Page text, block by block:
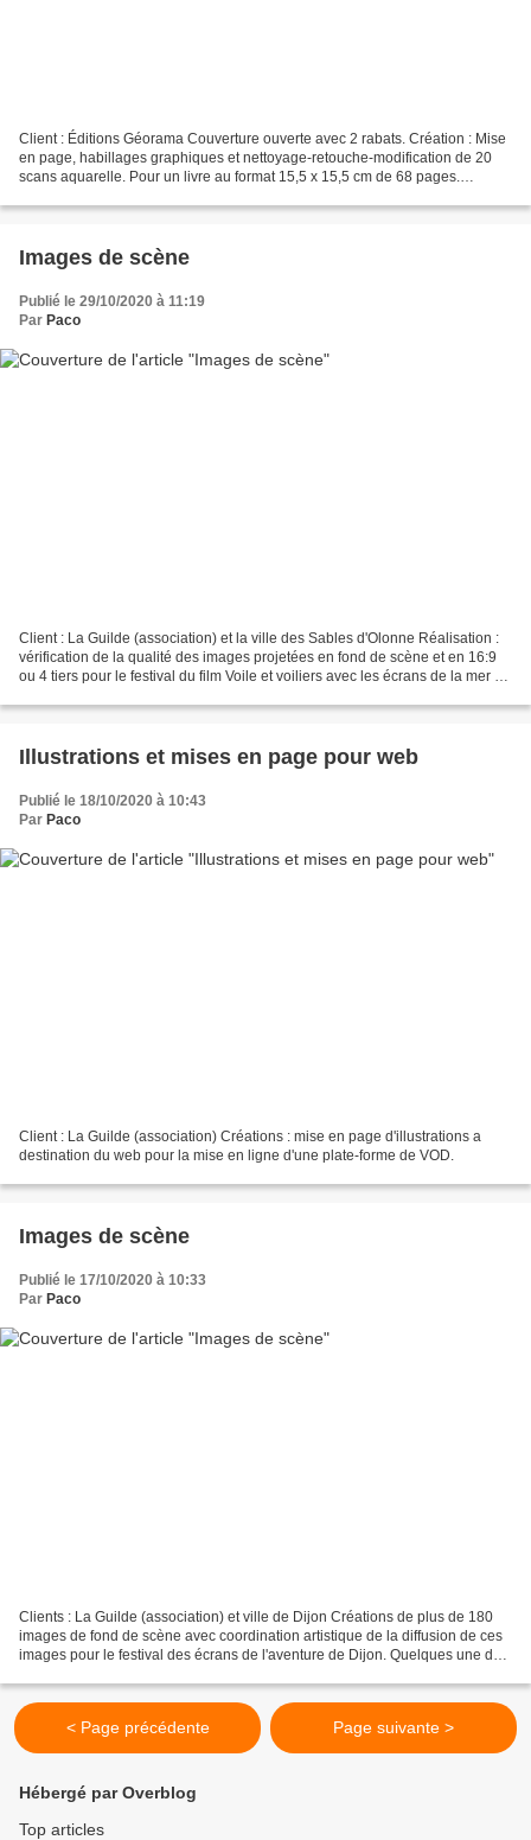
Client : Éditions Géorama Couverture ouverte avec 2 rabats. Création : Mise
en page, habillages graphiques et nettoyage-retouche-modification de 20
scans aquarelle. Pour un livre au format 15,5 x 15,5 cm de 68 pages.
Images de scène
Publié le 29/10/2020 à 11:19
Par Paco
Client : La Guilde (association) et la ville des Sables d'Olonne Réalisation :
vérification de la qualité des images projetées en fond de scène et en 16:9
ou 4 tiers pour le festival du film Voile et voiliers avec les écrans de la mer (3
Illustrations et mises en page pour web
Publié le 18/10/2020 à 10:43
Par Paco
Client : La Guilde (association) Créations : mise en page d'illustrations a
destination du web pour la mise en ligne d'une plate-forme de VOD.
Images de scène
Publié le 17/10/2020 à 10:33
Par Paco
Clients : La Guilde (association) et ville de Dijon Créations de plus de 180
images de fond de scène avec coordination artistique de la diffusion de ces
images pour le festival des écrans de l'aventure de Dijon. Quelques une de
< Page précédente Page suivante >
Hébergé par Overblog
Top articles